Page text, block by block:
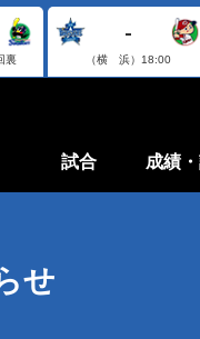
裏
-
（横 浜） 18:00
試合 成績
せ